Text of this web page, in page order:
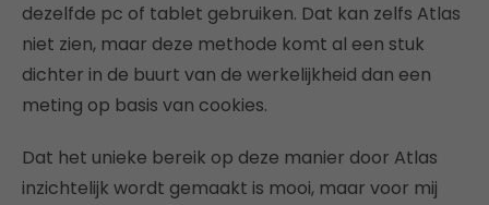
dezelfde pc of tablet gebruiken. Dat kan zelfs Atlas
niet zien, maar deze methode komt al een stuk
dichter in de buurt van de werkelijkheid dan een
meting op basis van cookies.
Dat het unieke bereik op deze manier door Atlas
inzichtelijk wordt gemaakt is mooi, maar voor mij